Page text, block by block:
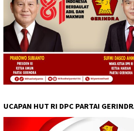
UCAPAN HUT RI DPC PARTAI